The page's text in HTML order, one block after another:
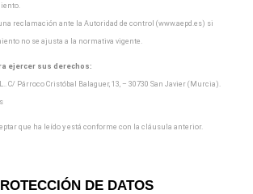
reclamación ante la Autoridad de control (www.aepd.es) si
no se ajusta a la normativa vigente.
ejercer sus derechos:
C/ Párroco Cristóbal Balaguer, 13, – 30730 San Javier (Murcia).
que ha leído y está conforme con la cláusula anterior.
DE DATOS